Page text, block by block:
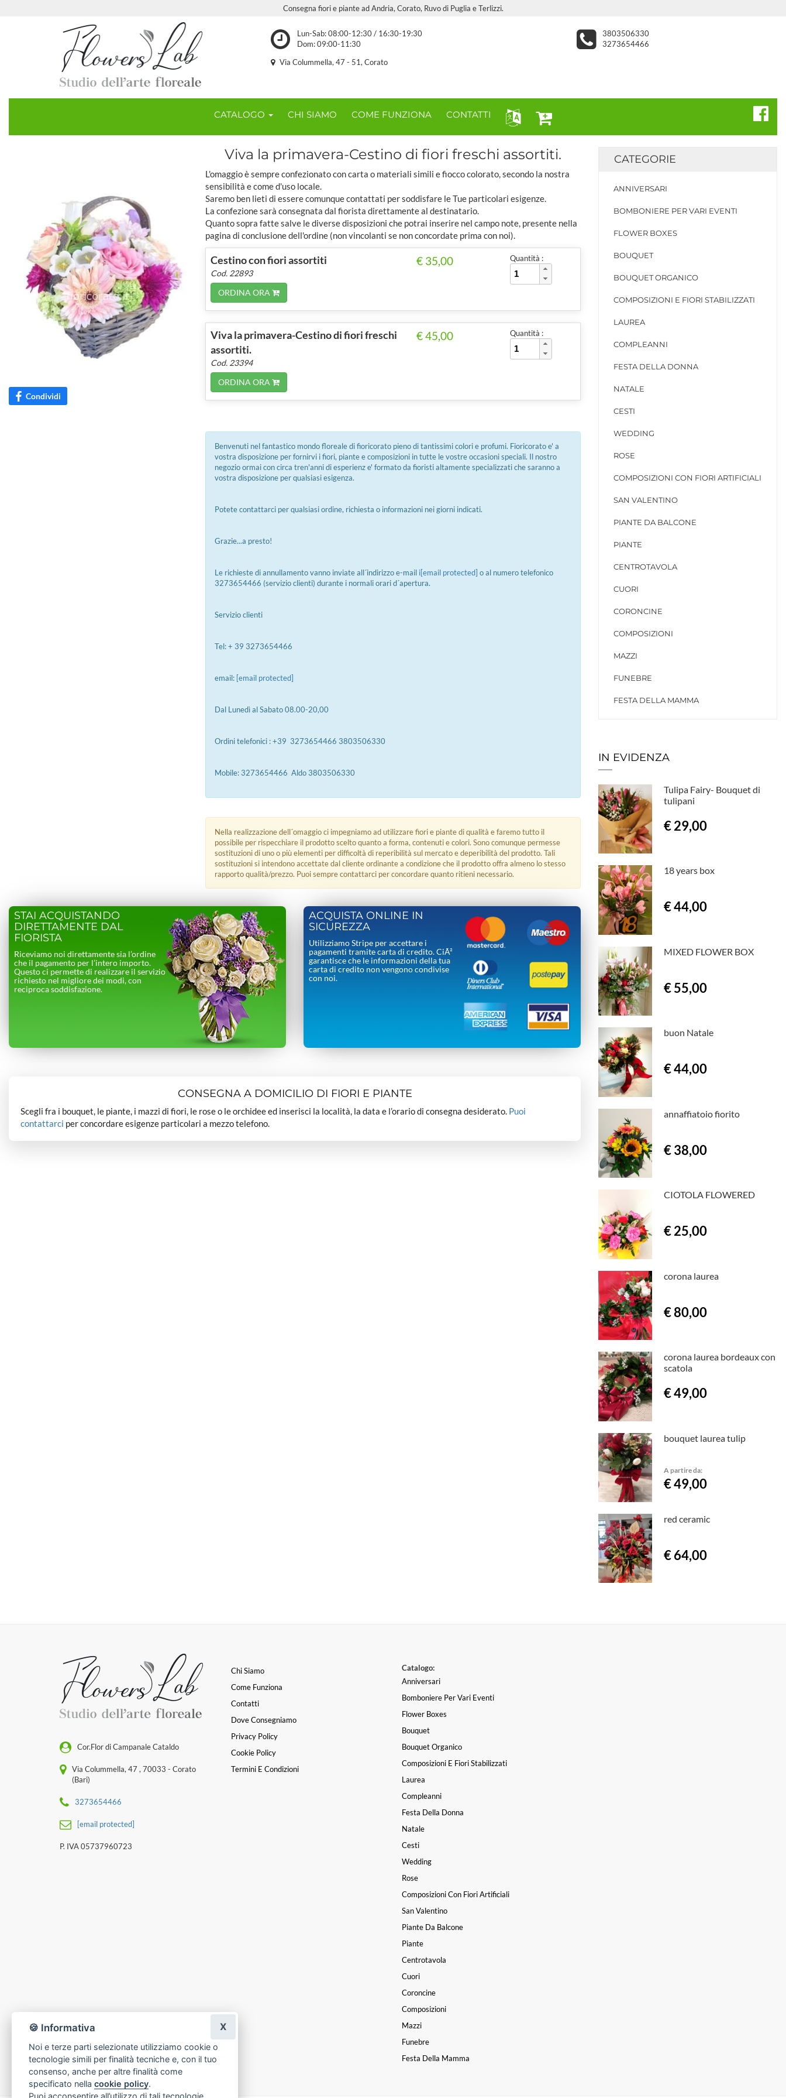
Consegna fiori e piante ad Andria, Corato, Ruvo di Puglia e Terlizzi.
Lun-Sab: 08:00-12:30 / 16:30-19:30
Dom: 09:00-11:30
3803506330
3273654466
Via Colummella, 47 - 51, Corato
CATALOGO CHI SIAMO COME FUNZIONA CONTATTI
Condividi
Viva la primavera-Cestino di fiori freschi assortiti.
L'omaggio è sempre confezionato con carta o materiali simili e fiocco colorato, secondo la nostra
sensibilità e come d'uso locale.
Saremo ben lieti di essere comunque contattati per soddisfare le Tue particolari esigenze.
La confezione sarà consegnata dal fiorista direttamente al destinatario.
Quanto sopra fatte salve le diverse disposizioni che potrai inserire nel campo note, presente nella
pagina di conclusione dell'ordine (non vincolanti se non concordate prima con noi).
Cestino con fiori assortiti
Cod. 22893
ORDINA ORA
€ 35,00 Quantità :
Viva la primavera-Cestino di fiori freschi
assortiti.
Cod. 23394
ORDINA ORA
€ 45,00 Quantità :
Benvenuti nel fantastico mondo floreale di fioricorato pieno di tantissimi colori e profumi. Fioricorato e' a
vostra disposizione per fornirvi i fiori, piante e composizioni in tutte le vostre occasioni speciali. Il nostro
negozio ormai con circa tren'anni di esperienz e' formato da fioristi altamente specializzati che saranno a
vostra disposizione per qualsiasi esigenza.
Potete contattarci per qualsiasi ordine, richiesta o informazioni nei giorni indicati.
Grazie...a presto!
Le richieste di annullamento vanno inviate all´indirizzo e-mail i[email protected] o al numero telefonico
3273654466 (servizio clienti) durante i normali orari d´apertura.
Servizio clienti
Tel: + 39 3273654466
email: [email protected]
Dal Lunedì al Sabato 08.00-20,00
Ordini telefonici : +39 3273654466 3803506330
Mobile: 3273654466 Aldo 3803506330
Nella realizzazione dell´omaggio ci impegniamo ad utilizzare fiori e piante di qualità e faremo tutto il
possibile per rispecchiare il prodotto scelto quanto a forma, contenuti e colori. Sono comunque permesse
sostituzioni di uno o più elementi per difficoltà di reperibilità sul mercato e deperibilità del prodotto. Tali
sostituzioni si intendono accettate dal cliente ordinante a condizione che il prodotto offra almeno lo stesso
rapporto qualità/prezzo. Puoi sempre contattarci per concordare quanto ritieni necessario.
STAI ACQUISTANDO
DIRETTAMENTE DAL
FIORISTA
Riceviamo noi direttamente sia l’ordine
che il pagamento per l’intero importo.
Questo ci permette di realizzare il servizio
richiesto nel migliore dei modi, con
reciproca soddisfazione.
ACQUISTA ONLINE IN
SICUREZZA
Utilizziamo Stripe per accettare i
pagamenti tramite carta di credito. CiÃ²
garantisce che le informazioni della tua
carta di credito non vengono condivise
con noi.
CONSEGNA A DOMICILIO DI FIORI E PIANTE
Scegli fra i bouquet, le piante, i mazzi di fiori, le rose o le orchidee ed inserisci la località, la data e l’orario di consegna desiderato. Puoi
contattarci per concordare esigenze particolari a mezzo telefono.
CATEGORIE
ANNIVERSARI
BOMBONIERE PER VARI EVENTI
FLOWER BOXES
BOUQUET
BOUQUET ORGANICO
COMPOSIZIONI E FIORI STABILIZZATI
LAUREA
COMPLEANNI
FESTA DELLA DONNA
NATALE
CESTI
WEDDING
ROSE
COMPOSIZIONI CON FIORI ARTIFICIALI
SAN VALENTINO
PIANTE DA BALCONE
PIANTE
CENTROTAVOLA
CUORI
CORONCINE
COMPOSIZIONI
MAZZI
FUNEBRE
FESTA DELLA MAMMA
IN EVIDENZA
Tulipa Fairy- Bouquet di
tulipani
€ 29,00
18 years box
€ 44,00
MIXED FLOWER BOX
€ 55,00
buon Natale
€ 44,00
annaffiatoio fiorito
€ 38,00
CIOTOLA FLOWERED
€ 25,00
corona laurea
€ 80,00
corona laurea bordeaux con
scatola
€ 49,00
bouquet laurea tulip
A partire da:
€ 49,00
red ceramic
€ 64,00
Cor.Flor di Campanale Cataldo
Via Colummella, 47 , 70033 - Corato
(Bari)
3273654466
[email protected]
P. IVA 05737960723
Chi Siamo
Come Funziona
Contatti
Dove Consegniamo
Privacy Policy
Cookie Policy
Termini E Condizioni
Catalogo:
Anniversari
Bomboniere Per Vari Eventi
Flower Boxes
Bouquet
Bouquet Organico
Composizioni E Fiori Stabilizzati
Laurea
Compleanni
Festa Della Donna
Natale
Cesti
Wedding
Rose
Composizioni Con Fiori Artificiali
San Valentino
Piante Da Balcone
Piante
Centrotavola
Cuori
Coroncine
Composizioni
Mazzi
Funebre
Festa Della Mamma
🍪 Informativa
Noi e terze parti selezionate utilizziamo cookie o
tecnologie simili per finalità tecniche e, con il tuo
consenso, anche per altre finalità come
specificato nella cookie policy.
Puoi acconsentire all’utilizzo di tali tecnologie
X